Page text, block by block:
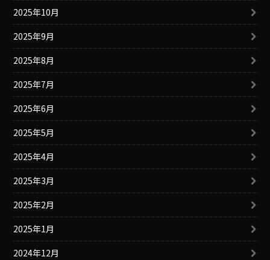
2025年10月
2025年9月
2025年8月
2025年7月
2025年6月
2025年5月
2025年4月
2025年3月
2025年2月
2025年1月
2024年12月